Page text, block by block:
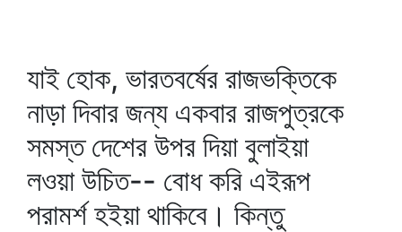
যাই হোক, ভারতবর্ষের রাজভক্তিকে
নাড়া দিবার জন্য একবার রাজপুত্রকে
সমস্ত দেশের উপর দিয়া বুলাইয়া
লওয়া উচিত-- বোধ করি এইরূপ
পরামর্শ হইয়া থাকিবে। কিন্তু